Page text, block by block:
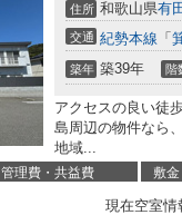
住所 和歌山県有
交通 紀勢本線 「
築年 築39年 階
アクセスの良い徒
島周辺の物件なら
地域...
管理費・共益費 敷金
現在空室情